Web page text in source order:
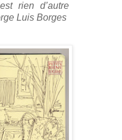
rien d’autre
Luis Borges